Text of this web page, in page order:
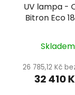
UV lampa -
Bitron Eco
Skladem
26 785,12 Kč
32 410